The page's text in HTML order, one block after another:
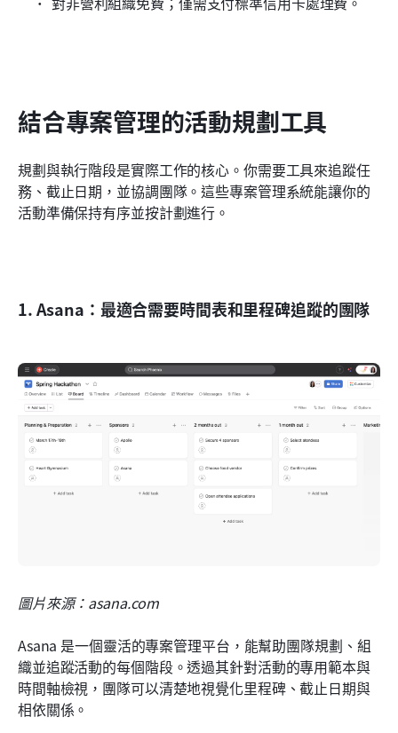
結合專案管理的活動規劃工具
規劃與執行階段是實際工作的核心。你需要工具來追蹤任
務、截止日期，並協調團隊。這些專案管理系統能讓你的
活動準備保持有序並按計劃進行。
1. Asana：最適合需要時間表和里程碑追蹤的團隊
圖片來源：asana.com
Asana 是一個靈活的專案管理平台，能幫助團隊規劃、組
織並追蹤活動的每個階段。透過其針對活動的專用範本與
時間軸檢視，團隊可以清楚地視覺化里程碑、截止日期與
相依關係。